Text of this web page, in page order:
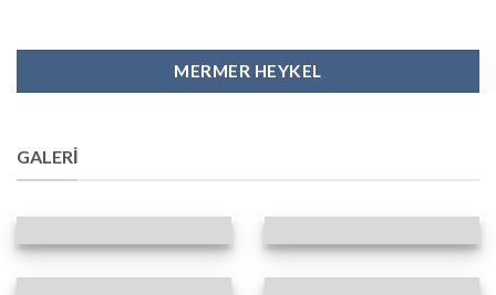
MERMER HEYKEL
GALERI